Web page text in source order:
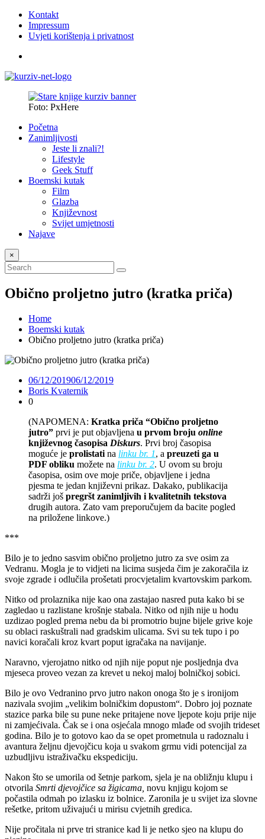
Kontakt
Impressum
Uvjeti korištenja i privatnost
Foto: PxHere
Početna
Zanimljivosti
Jeste li znali?!
Lifestyle
Geek Stuff
Boemski kutak
Film
Glazba
Književnost
Svijet umjetnosti
Najave
×
Obično proljetno jutro (kratka priča)
Home
Boemski kutak
Obično proljetno jutro (kratka priča)
06/12/201906/12/2019
Boris Kvaternik
0
(NAPOMENA: Kratka priča “Obično proljetno
jutro” prvi je put objavljena u prvom broju online
književnog časopisa Diskurs. Prvi broj časopisa
moguće je prolistati na linku br. 1, a preuzeti ga u
PDF obliku možete na linku br. 2. U ovom su broju
časopisa, osim ove moje priče, objavljene i jedna
pjesma te jedan književni prikaz. Dakako, publikacija
sadrži još pregršt zanimljivih i kvalitetnih tekstova
drugih autora. Zato vam preporučujem da bacite pogled
na priložene linkove.)
***
Bilo je to jedno sasvim obično proljetno jutro za sve osim za
Vedranu. Mogla je to vidjeti na licima susjeda čim je zakoračila iz
svoje zgrade i odlučila prošetati procvjetalim kvartovskim parkom.
Nitko od prolaznika nije kao ona zastajao nasred puta kako bi se
zagledao u razlistane krošnje stabala. Nitko od njih nije u hodu
uzdizao pogled prema nebu da bi promotrio bujne bijele grive koje
su oblaci raskuštrali nad gradskim ulicama. Svi su tek tupo i po
navici koračali kroz kvart poput igračaka na navijanje.
Naravno, vjerojatno nitko od njih nije poput nje posljednja dva
mjeseca proveo vezan za krevet u nekoj maloj bolničkoj sobici.
Bilo je ovo Vedranino prvo jutro nakon onoga što je s ironijom
nazivala svojim „velikim bolničkim dopustom“. Dobro joj poznate
stazice parka bile su pune neke pritajene nove ljepote koju prije nije
ni zamjećivala. Čak se i ona osjećala mnogo mlađe od svojih trideset
godina. Bilo je to gotovo kao da se opet prometnula u radoznalu i
avantura željnu djevojčicu koja u svakom grmu vidi potencijal za
uzbudljivu istraživačku ekspediciju.
Nakon što se umorila od šetnje parkom, sjela je na obližnju klupu i
otvorila Smrti djevojčice sa žigicama, novu knjigu kojom se
počastila odmah po izlasku iz bolnice. Zaronila je u svijet iza slovne
rešetke, pritom uživajući u mirisu cvjetnih gredica.
Nije pročitala ni prve tri stranice kad li je netko sjeo na klupu do